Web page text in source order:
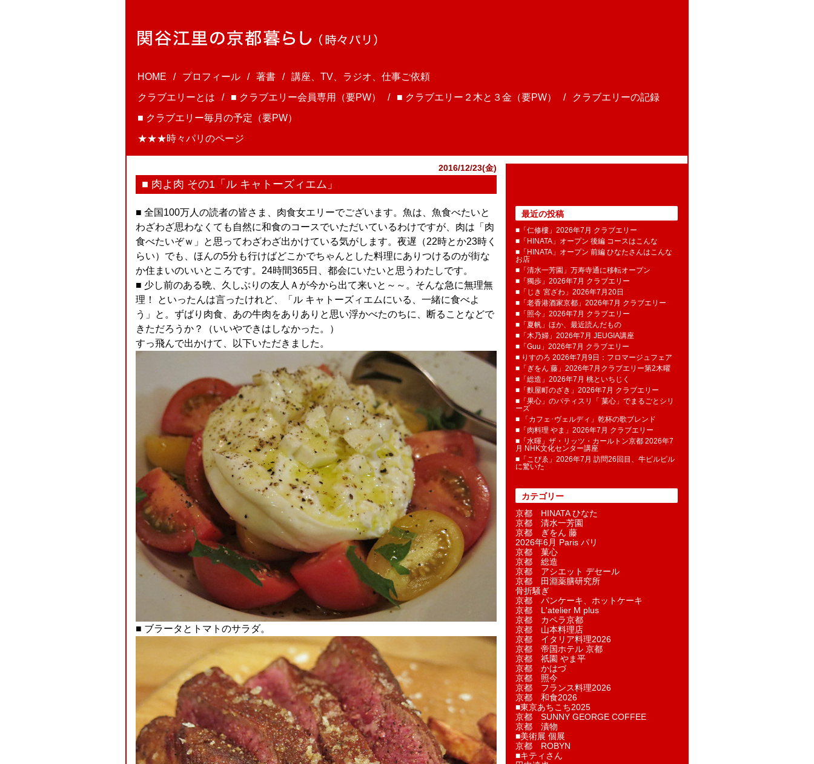
HOME プロフィール 著書
講座、TV、ラジオ、仕事ご依頼
クラブエリーとは
■ クラブエリー会員専用（要PW） ■ クラブエリー２木と３金（要PW）
クラブエリーの記録
■ クラブエリー毎月の予定（要PW）
★★★時々パリのページ
2016/12/23(金)
■ 肉よ肉 その1「ル キャトーズィエム」
■ 全国100万人の読者の皆さま、肉食女エリーでございます。魚は、魚食べたいと
わざわざ思わなくても自然に和食のコースでいただいているわけですが、肉は「肉
食べたいぞｗ」と思ってわざわざ出かけている気がします。夜遅（22時とか23時く
らい）でも、ほんの5分も行けばどこかでちゃんとした料理にありつけるのが街な
か住まいのいいところです。24時間365日、都会にいたいと思うわたしです。
■ 少し前のある晩、久しぶりの友人Ａが今から出て来いと～～。そんな急に無理無
理！ といったんは言ったけれど、「ル キャトーズィエムにいる、一緒に食べよ
う」と。ずばり肉食、あの牛肉をありありと思い浮かべたのちに、断ることなどで
きただろうか？（いいやできはしなかった。）
すっ飛んで出かけて、以下いただきました。
■ ブラータとトマトのサラダ。
最近の投稿
■「仁修樓」2026年7月 クラブエリー
■「HINATA」オープン 後編 コースはこんな
■「HINATA」オープン 前編 ひなたさんはこんな
お店
■「清水一芳園」万寿寺通に移転オープン
■「獨歩」2026年7月 クラブエリー
■「じき 宮ざわ」2026年7月20日
■「老香港酒家京都」2026年7月 クラブエリー
■「照今」2026年7月 クラブエリー
■「夏帆」ほか、最近読んだもの
■「木乃婦」2026年7月 JEUGIA講座
■「Guu」2026年7月 クラブエリー
■ りすのろ 2026年7月9日：フロマージュフェア
■「ぎをん 藤」2026年7月クラブエリー第2木曜
■「総造」2026年7月 桃といちじく
■「麩屋町のざき」2026年7月 クラブエリー
■「果心」のパティスリ「 菓​心」でまるごとシリ
ーズ
■ 「カフェ･ヴェルディ」乾杯の歌ブレンド
■「肉料理 やま」2026年7月 クラブエリー
■「水暉」ザ・リッツ・カールトン京都 2026年7
月 NHK文化センター講座
■「こぴゑ」2026年7月 訪問26回目、牛ピルピル
に驚いた
カテゴリー
京都 HINATA ひなた
京都 清水一芳園
京都 ぎをん 藤
2026年6月 Paris パリ
京都 菓​心
京都 総造
京都 アシエット デセール
京都 田淵薬膳研究所
骨折騒ぎ
京都 パンケーキ、ホットケーキ
京都 L'atelier M plus
京都 カペラ京都
京都 山本料理店
京都 イタリア料理2026
京都 帝国ホテル 京都
京都 祇園 やま平
京都 かはづ
京都 照今
京都 フランス料理2026
京都 和食2026
■東京あちこち2025
京都 SUNNY GEORGE COFFEE
京都 漬物
■美術展 個展
京都 ROBYN
■キティさん